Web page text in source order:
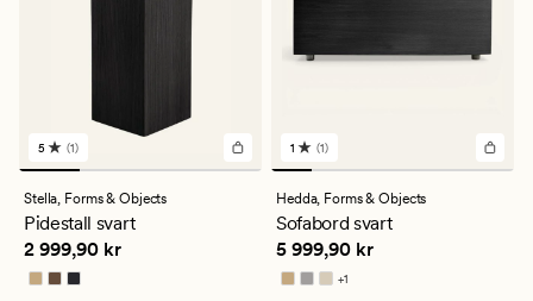
1
anmeldelser
med
en
gjennomsnittlig
vurdering
på
5
5 (1)
Stella, Forms & Objects
Pidestall svart
Pris 2 999,90 kr
2 999,90 kr
1
anmeldelser
med
en
gjennomsnittlig
vurdering
på
1
1 (1)
Hedda, Forms & Objects
Sofabord svart
Pris 5 999,90 kr
5 999,90 kr
+1
Tilgjengelig i flere farger